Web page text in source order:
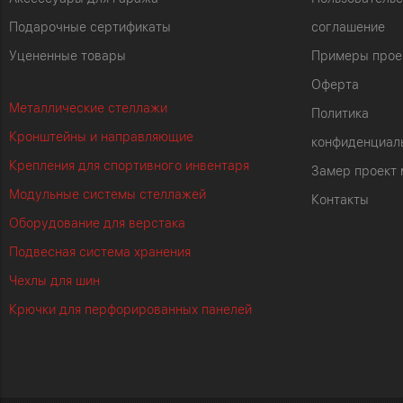
Подарочные сертификаты
Уцененные товары
Металлические стеллажи
Кронштейны и направляющие
Крепления для спортивного инвентаря
Модульные системы стеллажей
Оборудование для верстака
Подвесная система хранения
Чехлы для шин
Крючки для перфорированных панелей
соглашение
Примеры
Оферта
Политика
Замер проект
Контакты